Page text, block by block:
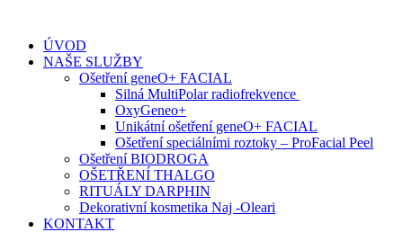
contentÚVOD
NAŠE SLUŽBY
Ošetření geneO+ FACIAL
Silná MultiPolar radiofrekvence
OxyGeneo+
Unikátní ošetření geneO+ FACIAL
Ošetření speciálními roztoky – ProFacial Peel
Ošetření BIODROGA
OŠETŘENÍ THALGO
RITUÁLY DARPHIN
Dekorativní kosmetika Naj -Oleari
KONTAKT